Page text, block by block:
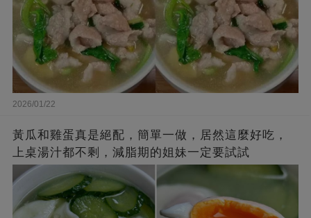
2026/01/22
黃瓜和雞蛋真是絕配，簡單一做，居然這麼好吃，
上桌湯汁都不剩，減脂期的姐妹一定要試試